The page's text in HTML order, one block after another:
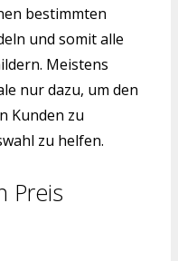
bestimmten
und somit alle
Meistens
nur dazu, um den
Kunden zu
zu helfen.
Preis